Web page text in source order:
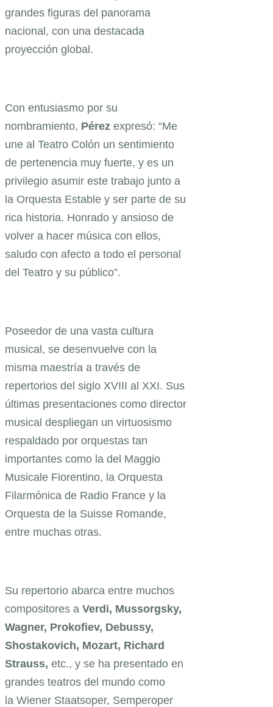
grandes figuras del panorama
nacional, con una destacada
proyección global.
Con entusiasmo por su
nombramiento, Pérez expresó: “Me
une al Teatro Colón un sentimiento
de pertenencia muy fuerte, y es un
privilegio asumir este trabajo junto a
la Orquesta Estable y ser parte de su
rica historia. Honrado y ansioso de
volver a hacer música con ellos,
saludo con afecto a todo el personal
del Teatro y su público”.
Poseedor de una vasta cultura
musical, se desenvuelve con la
misma maestría a través de
repertorios del siglo XVIII al XXI. Sus
últimas presentaciones como director
musical despliegan un virtuosismo
respaldado por orquestas tan
importantes como la del Maggio
Musicale Fiorentino, la Orquesta
Filarmónica de Radio France y la
Orquesta de la Suisse Romande,
entre muchas otras.
Su repertorio abarca entre muchos
compositores a Verdi, Mussorgsky,
Wagner, Prokofiev, Debussy,
Shostakovich, Mozart, Richard
Strauss, etc., y se ha presentado en
grandes teatros del mundo como
la Wiener Staatsoper, Semperoper